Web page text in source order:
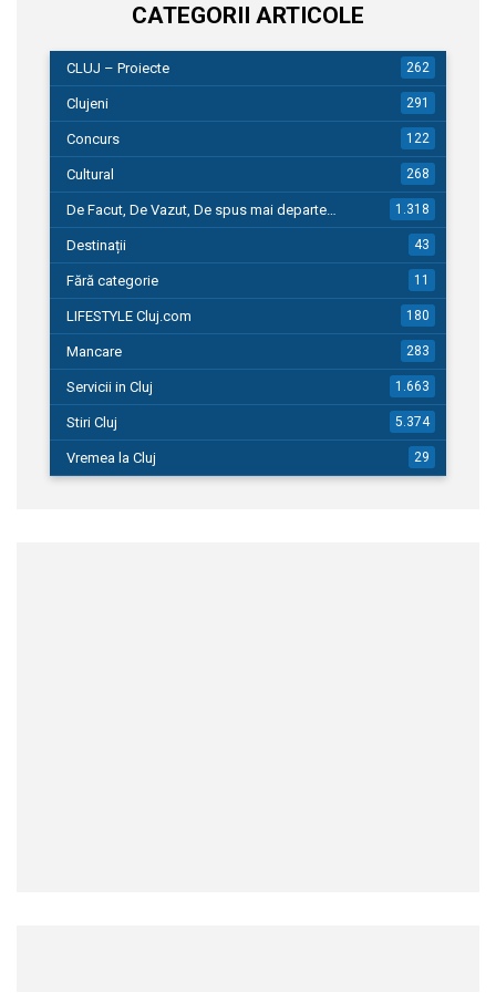
CATEGORII ARTICOLE
CLUJ – Proiecte 262
Clujeni 291
Concurs 122
Cultural 268
De Facut, De Vazut, De spus mai departe… 1.318
Destinații 43
Fără categorie 11
LIFESTYLE Cluj.com 180
Mancare 283
Servicii in Cluj 1.663
Stiri Cluj 5.374
Vremea la Cluj 29